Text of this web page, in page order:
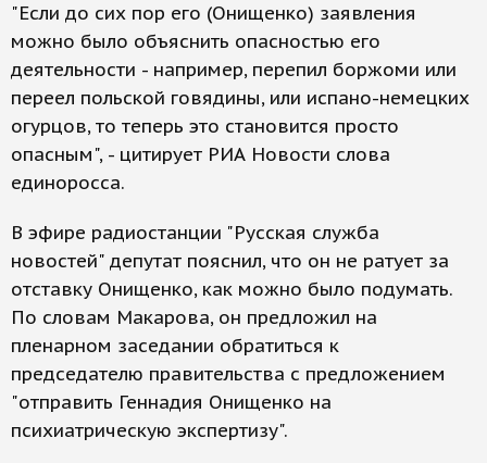
"Если до сих пор его (Онищенко) заявления
можно было объяснить опасностью его
деятельности - например, перепил боржоми или
переел польской говядины, или испано-немецких
огурцов, то теперь это становится просто
опасным", - цитирует РИА Новости слова
единоросса.
В эфире радиостанции "Русская служба
новостей" депутат пояснил, что он не ратует за
отставку Онищенко, как можно было подумать.
По словам Макарова, он предложил на
пленарном заседании обратиться к
председателю правительства с предложением
"отправить Геннадия Онищенко на
психиатрическую экспертизу".